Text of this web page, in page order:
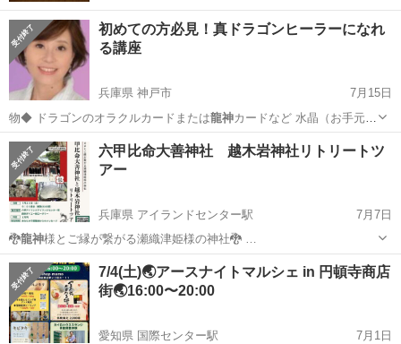
初めての方必見！真ドラゴンヒーラーになれ
る講座
兵庫県 神戸市
7月15日
物◆ ドラゴンのオラクルカードまたは龍神カードなど 水晶（お手元に
あれば） …
兵庫 神戸市 その他 エネルギー
六甲比命大善神社 越木岩神社リトリートツ
アー
兵庫県 アイランドセンター駅
7月7日
🐉龍神様とご縁が繋がる瀬織津姫様の神社🐉 …
兵庫 神戸市 アイランドセンター駅 その他 リトリート
7/4(土)🌏アースナイトマルシェ in 円頓寺商店
街🌏16:00〜20:00
愛知県 国際センター駅
7月1日